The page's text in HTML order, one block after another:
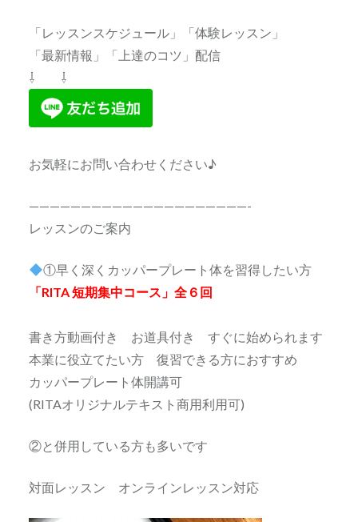
「レッスンスケジュール」「体験レッスン」
「最新情報」「上達のコツ」配信
⇩ ⇩
お気軽にお問い合わせください♪
—————————————————————-
レッスンのご案内
①早く深くカッパープレート体を習得したい方
「RITA 短期集中コース」全６回
書き方動画付き お道具付き すぐに始められます
本業に役立てたい方 復習できる方におすすめ
カッパープレート体開講可
(RITAオリジナルテキスト商用利用可)
②と併用している方も多いです
対面レッスン オンラインレッスン対応